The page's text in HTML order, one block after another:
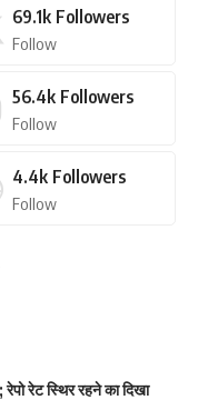
69.1k Followers
Follow
56.4k Followers
Follow
4.4k Followers
Follow
रेट स्थिर रहने का दिखा